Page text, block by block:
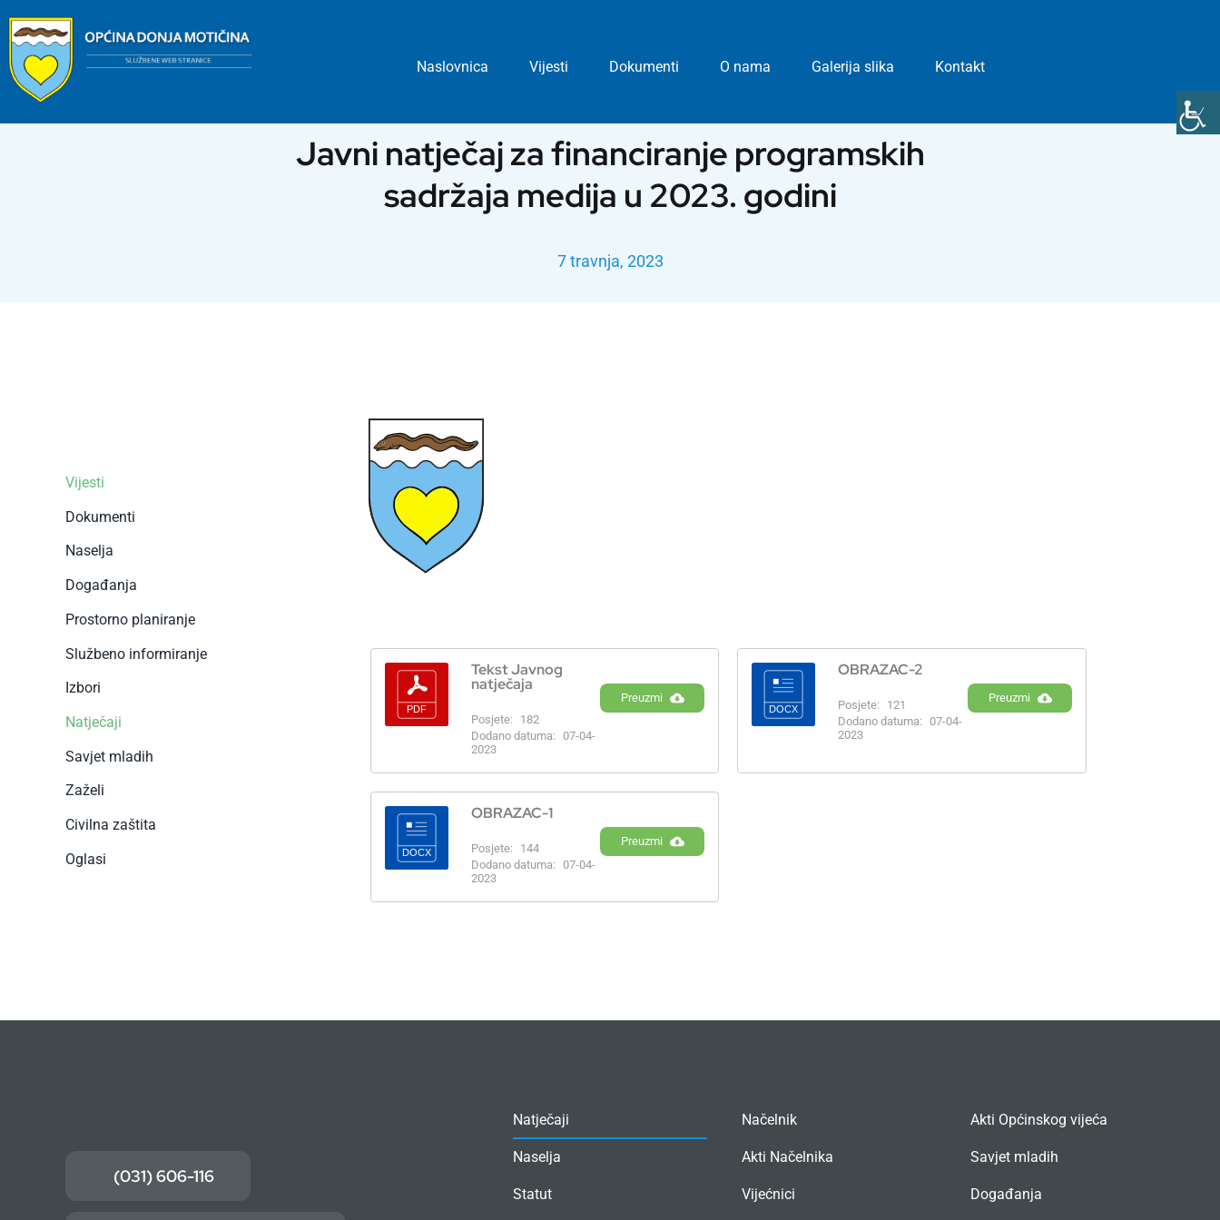
Skip
to
content
Naslovnica Vijesti Dokumenti O nama Galerija slika Kontakt
Javni natječaj za financiranje programskih
sadržaja medija u 2023. godini
7 travnja, 2023
Vijesti
Dokumenti
Naselja
Događanja
Prostorno planiranje
Službeno informiranje
Izbori
Natječaji
Savjet mladih
Zaželi
Civilna zaštita
Oglasi
Tekst Javnog
natječaja
Posjete:
182
Dodano datuma: 07-04-
2023
Preuzmi
OBRAZAC-2
Posjete:
121
Dodano datuma: 07-04-
2023
Preuzmi
OBRAZAC-1
Posjete:
144
Dodano datuma: 07-04-
2023
Preuzmi
(031) 606-116
Natječaji
Naselja
Statut
Načelnik
Akti Načelnika
Vijećnici
Akti Općinskog vijeća
Savjet mladih
Događanja